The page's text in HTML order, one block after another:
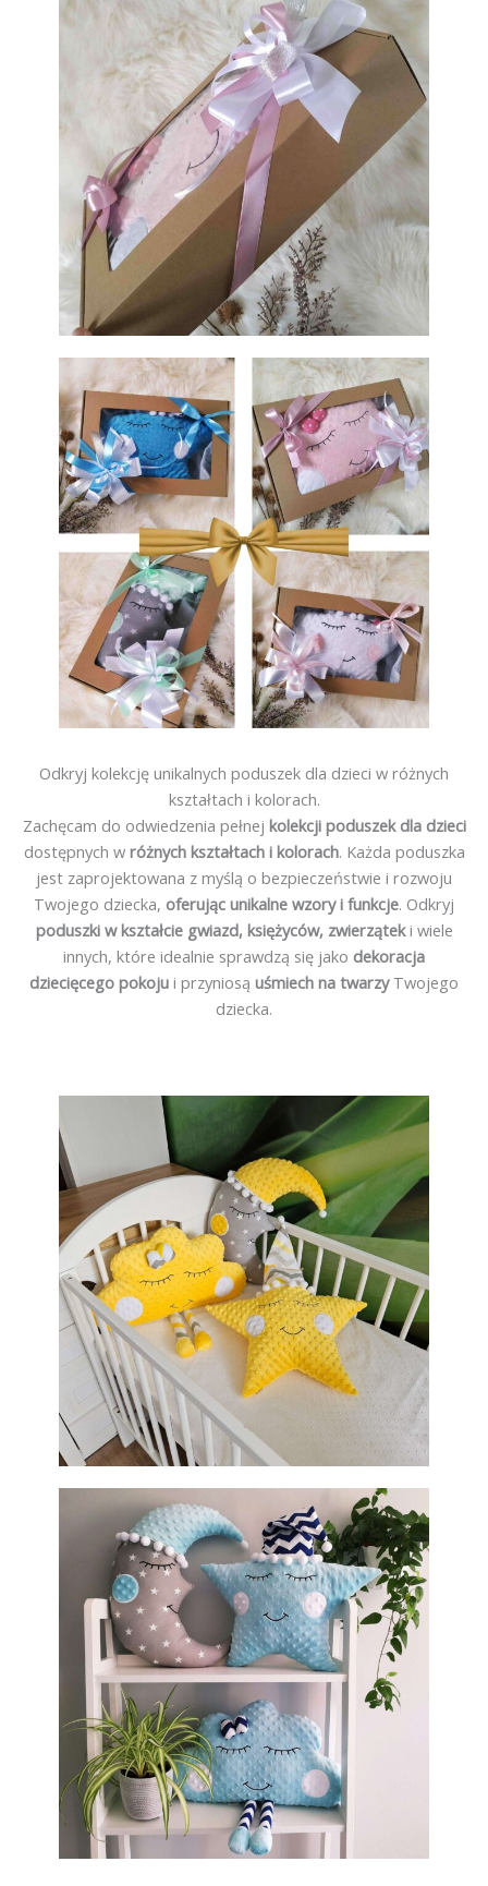
Odkryj kolekcję unikalnych poduszek dla dzieci w różnych
kształtach i kolorach.
Zachęcam do odwiedzenia pełnej kolekcji poduszek dla dzieci
dostępnych w różnych kształtach i kolorach. Każda poduszka
jest zaprojektowana z myślą o bezpieczeństwie i rozwoju
Twojego dziecka, oferując unikalne wzory i funkcje. Odkryj
poduszki w kształcie gwiazd, księżyców, zwierząteki wiele
innych, które idealnie sprawdzą się jako dekoracja
dziecięcego pokoju i przyniosą uśmiech na twarzy Twojego
dziecka.